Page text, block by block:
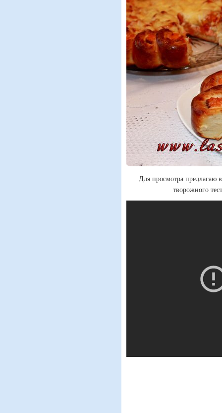
Для просмотра предлагаю
творожного